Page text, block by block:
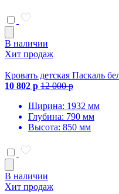
В наличии
Хит продаж
Кровать детская Паскаль
10 802 р 12 000 р
Ширина: 1932 мм
Глубина: 790 мм
Высота: 850 мм
В наличии
Хит продаж